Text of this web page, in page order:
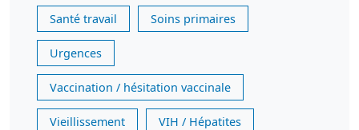
Santé travail Soins primaires
Urgences
Vaccination / hésitation vaccinale
Vieillissement VIH / Hépatites